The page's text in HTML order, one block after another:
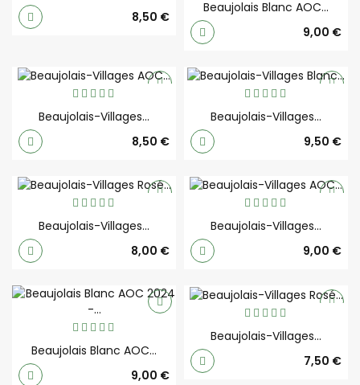
Prix
8,50 €
Beaujolais Blanc AOC...
Prix
9,00 €
Beaujolais-Villages...
Prix
8,50 €
Beaujolais-Villages...
Prix
9,50 €
Beaujolais-Villages...
Prix
8,00 €
Beaujolais-Villages...
Prix
9,00 €
Beaujolais Blanc AOC...
Prix
9,00 €
Beaujolais-Villages...
Prix
7,50 €